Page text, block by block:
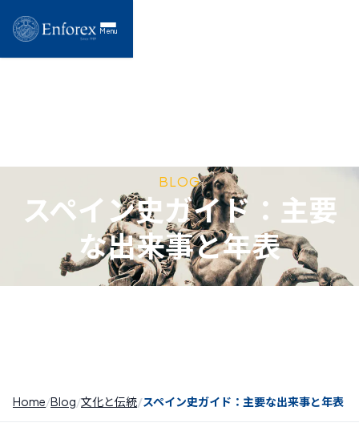
Menu
BLOG
スペイン史ガイド：主要
な出来事と年表
Home Blog 文化と伝統 スペイン史ガイド：主要な出来事と年表